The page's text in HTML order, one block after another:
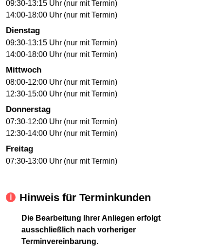
09:30-13:15 Uhr (nur mit Termin)
14:00-18:00 Uhr (nur mit Termin)
Dienstag
09:30-13:15 Uhr (nur mit Termin)
14:00-18:00 Uhr (nur mit Termin)
Mittwoch
08:00-12:00 Uhr (nur mit Termin)
12:30-15:00 Uhr (nur mit Termin)
Donnerstag
07:30-12:00 Uhr (nur mit Termin)
12:30-14:00 Uhr (nur mit Termin)
Freitag
07:30-13:00 Uhr (nur mit Termin)
Hinweis für Terminkunden
Die Bearbeitung Ihrer Anliegen erfolgt
ausschließlich nach vorheriger
Terminvereinbarung.